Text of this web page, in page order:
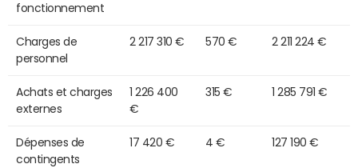
fonctionnement
Charges de
personnel
2 217 310 € 570 € 2 211 224 €
Achats et charges
externes
1 226 400
€
315 € 1 285 791 €
Dépenses de
contingents
17 420 € 4 € 127 190 €